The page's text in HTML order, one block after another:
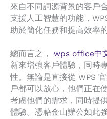
來自不同詞源背景的客戶
支援人工智慧的功能，
助於簡化任務和提高效率的
總而言之， wps office中
新來增強客戶體驗，同時
性。無論是直接從 WPS
戶都可以放心，他們正在
考慮他們的需求，同時提
體驗。憑藉金山辦公如此